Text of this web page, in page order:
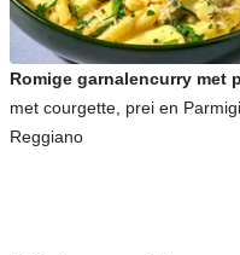
Romige garnalencurry met
met courgette, prei en
Reggiano